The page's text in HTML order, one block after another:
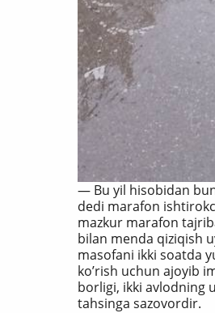
— Bu yil hisobidan
dedi marafon
mazkur marafon
bilan menda qiziqish
masofani ikki soatda
koʼrish uchun ajoyib
borligi, ikki avlodning
tahsinga sazovordir.